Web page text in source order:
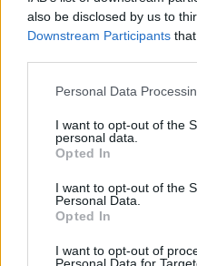
also be disclosed by us to
Downstream Participants
Please note that this
not limited to your visit or
grant or deny consent to
use your data for below
consent section.
Personal Data
I want to opt-out of the
personal data.
Opted In
I want to opt-out of the
Personal Data.
Opted In
I want to opt-out of
– Luulin, että
jotakin. En kuullut,
oli 20 keskellä,
TV2:lle debyyttinsä
– Mutta ihan hyvinhän